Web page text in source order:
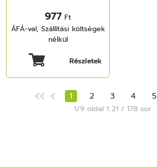
977 Ft
ÁFÁ-val, Szállítási költségek
nélkül
Részletek
1 2 3 4 5
1/9 oldal 1..21 / 178 sor